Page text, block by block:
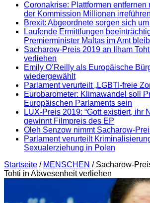
Coronakrise: Plattformen entfernen
der Kommission Millionen
Brexit: Abgeordnete sorgen sich
Laufende Ermittlungen
Premierminister Maltas im Amt
Sacharow-Preis 2019 an Ilham
verliehen
Emily O’Reilly als Europäische
wiedergewählt
Parlament verurteilt „LGBTI-freie
Eurobarometer: Klimawandel soll
Europäischen Parlaments sein
LUX-Preis 2019: “Gott existiert, ihr
gewinnt Filmpreis des EP
Oleh Senzow nimmt Sacharow-
Parlament verurteilt
Sexualerziehung in Polen
Startseite / MENSCHEN / Sacharow-
Tohti in Abwesenheit verliehen